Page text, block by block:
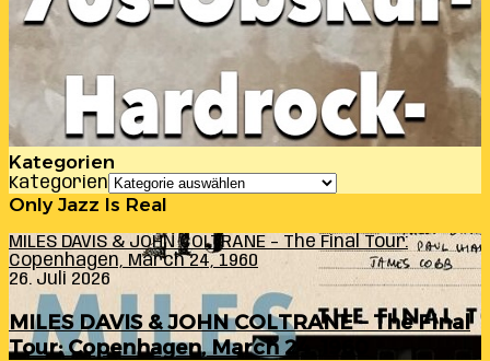
Kategorien
Kategorien
Only Jazz Is Real
MILES DAVIS & JOHN COLTRANE – The Final Tour:
Copenhagen, March 24, 1960
26. Juli 2026
MILES DAVIS & JOHN COLTRANE – The Final
Tour: Copenhagen, March 24, 1960